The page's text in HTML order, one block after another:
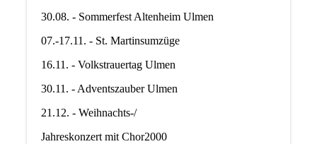
30.08. - Sommerfest Altenheim Ulmen
07.-17.11. - St. Martinsumzüge
16.11. - Volkstrauertag Ulmen
30.11. - Adventszauber Ulmen
21.12. - Weihnachts-/
Jahreskonzert mit Chor2000